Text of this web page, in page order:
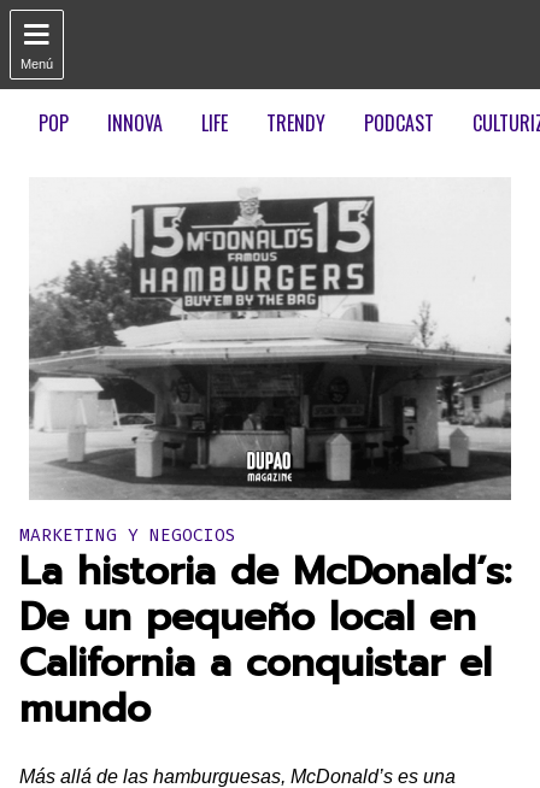

Menú
POP INNOVA LIFE TRENDY PODCAST
Publicado en:
MARKETING Y NEGOCIOS
La historia de McDonald’s:
De un pequeño local en
California a conquistar el
mundo
Más allá de las hamburguesas, McDonald’s es una